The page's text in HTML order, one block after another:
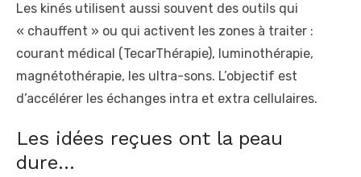
Les kinés utilisent aussi souvent des outils qui
« chauffent » ou qui activent les zones à traiter :
courant médical (TecarThérapie), luminothérapie,
magnétothérapie, les ultra-sons. L’objectif est
d’accélérer les échanges intra et extra cellulaires.
Les idées reçues ont la peau
dure…